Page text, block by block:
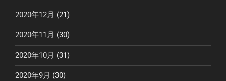
2020年12月 (21)
2020年11月 (30)
2020年10月 (31)
2020年9月 (30)